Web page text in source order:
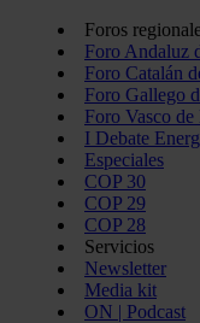
Foros
Foro Andaluz
Foro Catalán
Foro Gallego
Foro Vasco de
I Debate
Especiales
COP 30
COP 29
COP 28
Servicios
Newsletter
Media kit
ON | Podcast